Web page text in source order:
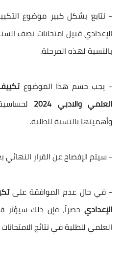
- نتابع بشكل كبير موضوع
الإعدادي قبيل امتحانات نصف
بالنسبة لهذه المرحلة.
- يجب حسم هذا الموضوع
العلمي والادبي 2024
وأهميتها بالنسبة للطلبة.
- سيتم الإفصاح عن القرار النهائي
- في حال عدم الموافقة على
الإعدادي حصراً، فإن ذلك
العلمي للطلبة في نتائج الامتحانات